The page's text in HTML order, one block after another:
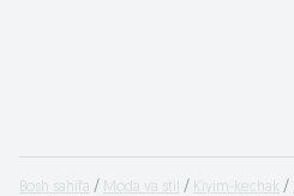
Bosh sahifa Moda va stil Kiyim-kechak